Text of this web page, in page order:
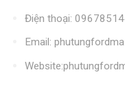
Điện thoại:
Email: